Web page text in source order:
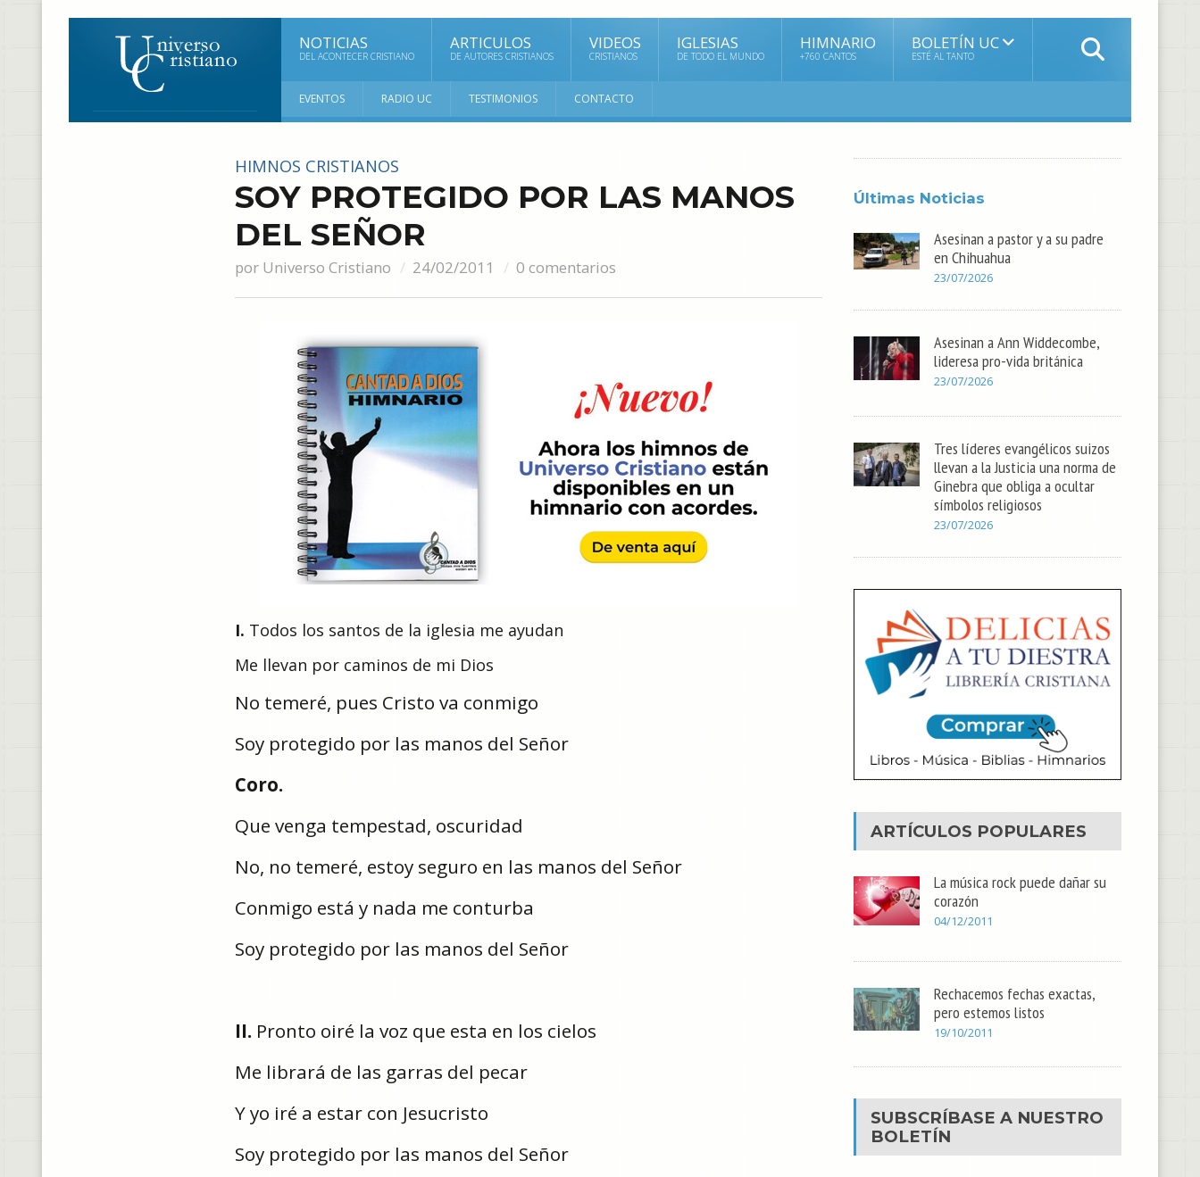
NOTICIAS
DEL ACONTECER CRISTIANO
ARTICULOS
DE AUTORES CRISTIANOS
VIDEOS
CRISTIANOS
IGLESIAS
DE TODO EL MUNDO
HIMNARIO
+760 CANTOS
BOLETÍN UC
ESTÉ AL TANTO
EVENTOS RADIO UC TESTIMONIOS CONTACTO
HIMNOS CRISTIANOS
SOY PROTEGIDO POR LAS MANOS
DEL SEÑOR
por Universo Cristiano 24/02/2011 0 comentarios
I. Todos los santos de la iglesia me ayudan
Me llevan por caminos de mi Dios
No temeré, pues Cristo va conmigo
Soy protegido por las manos del Señor
Coro.
Que venga tempestad, oscuridad
No, no temeré, estoy seguro en las manos del Señor
Conmigo está y nada me conturba
Soy protegido por las manos del Señor
II. Pronto oiré la voz que esta en los cielos
Me librará de las garras del pecar
Y yo iré a estar con Jesucristo
Soy protegido por las manos del Señor
Últimas Noticias
Asesinan a pastor y a su padre
en Chihuahua
23/07/2026
Asesinan a Ann Widdecombe,
lideresa pro-vida británica
23/07/2026
Tres líderes evangélicos suizos
llevan a la Justicia una norma de
Ginebra que obliga a ocultar
símbolos religiosos
23/07/2026
ARTÍCULOS POPULARES
La música rock puede dañar su
corazón
04/12/2011
Rechacemos fechas exactas,
pero estemos listos
19/10/2011
SUBSCRÍBASE A NUESTRO
BOLETÍN